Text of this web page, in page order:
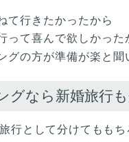
て行きたかったから
って喜んで欲しかった
グの方が準備が楽と聞
グなら新婚旅行
行として分けてももち